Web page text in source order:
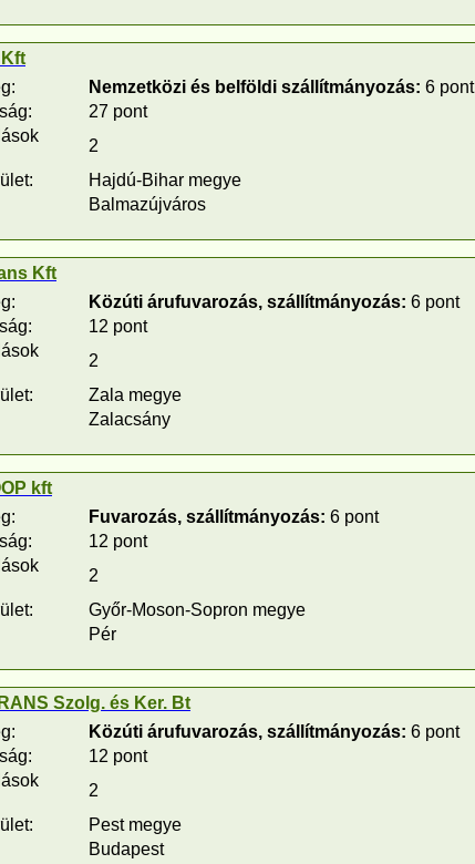
Nemzetközi és belföldi szállítmányozás: 6 pont
27 pont
2
Hajdú-Bihar megye
Balmazújváros
Kft
Közúti árufuvarozás, szállítmányozás: 6 pont
12 pont
2
Zala megye
Zalacsány
kft
Fuvarozás, szállítmányozás: 6 pont
12 pont
2
Győr-Moson-Sopron megye
Pér
Szolg. és Ker. Bt
Közúti árufuvarozás, szállítmányozás: 6 pont
12 pont
2
Pest megye
Budapest